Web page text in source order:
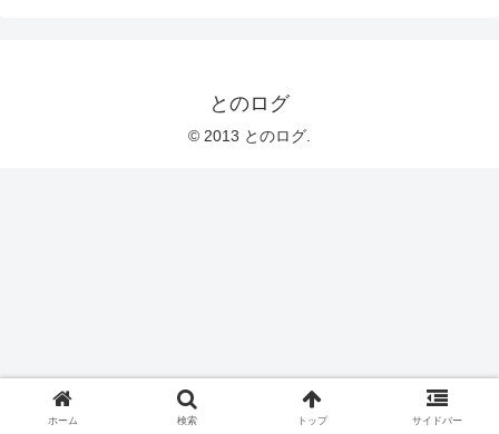
とのログ
© 2013 とのログ.
ホーム 検索 トップ サイドバー